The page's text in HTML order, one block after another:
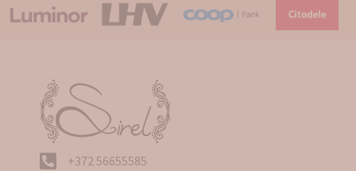
+372 56655585